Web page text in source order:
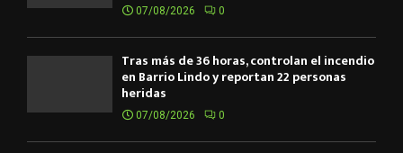
07/08/2026 0
Tras más de 36 horas, controlan el incendio
en Barrio Lindo y reportan 22 personas
heridas
07/08/2026 0